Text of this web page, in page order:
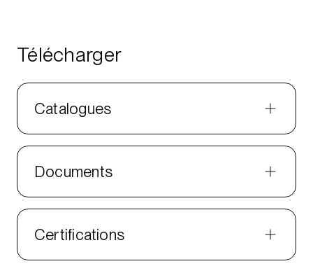
Télécharger
Catalogues
Documents
Certifications